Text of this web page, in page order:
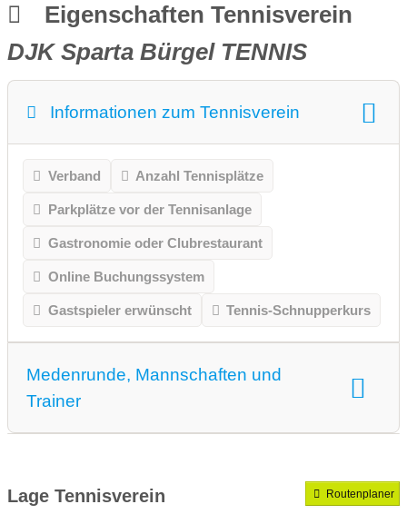
Eigenschaften Tennisverein
DJK Sparta Bürgel TENNIS
Informationen zum Tennisverein
Verband Anzahl Tennisplätze
Parkplätze vor der Tennisanlage
Gastronomie oder Clubrestaurant
Online Buchungssystem
Gastspieler erwünscht Tennis-Schnupperkurs
Medenrunde, Mannschaften und
Trainer
Lage Tennisverein Routenplaner